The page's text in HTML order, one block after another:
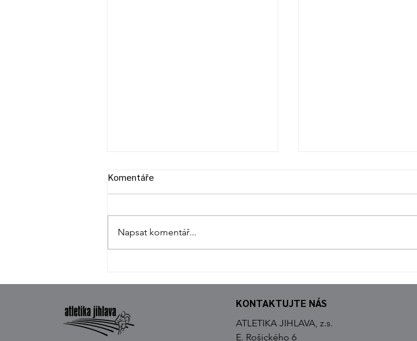
BRONZOVÁ MEDAILE PRO
TÁBOR ATLETIKY
Komentáře
Napsat komentář...
KONTAKTUJTE NÁS
ATLETIKA JIHLAVA, z.s.
E. Rošického 6